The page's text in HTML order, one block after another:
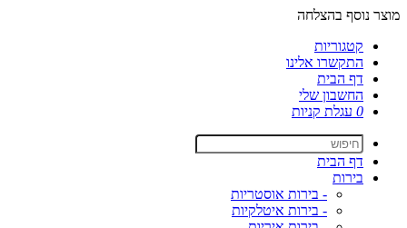
מוצר נוסף בהצלחה
קטגוריות
התקשרו אלינו
דף הבית
החשבון שלי
0 עגלת קניות
דף הבית
בירות
- בירות אוסטריות
- בירות איטלקיות